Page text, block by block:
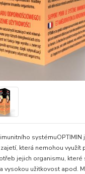
systémuOPTIMIN
která nemohou využít
jejich organismu, které
vysokou užitkovost apod.